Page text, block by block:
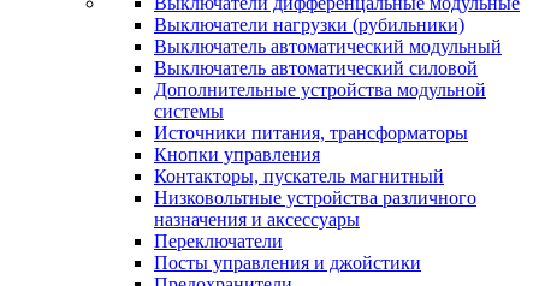
Выключатели нагрузки (рубильники)
Выключатель автоматический модульный
Выключатель автоматический силовой
Дополнительные устройства модульной
системы
Источники питания, трансформаторы
Кнопки управления
Контакторы, пускатель магнитный
Низковольтные устройства различного
назначения и аксессуары
Переключатели
Посты управления и джойстики